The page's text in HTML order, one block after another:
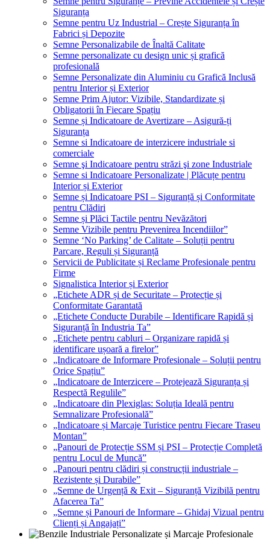
Siguranța
Semne pentru Uz Industrial – Crește Siguranța în
Fabrici și Depozite
Semne Personalizabile de Înaltă Calitate
Semne personalizate cu design unic și grafică
profesională
Semne Personalizate din Aluminiu cu Grafică Inclusă
pentru Interior și Exterior
Semne Prim Ajutor: Vizibile, Standardizate și
Obligatorii în Fiecare Spațiu
Semne și Indicatoare de Avertizare – Asigură-ți
Siguranța
Semne si Indicatoare de interzicere industriale si
comerciale
Semne şi Indicatoare pentru străzi şi zone Industriale
Semne si Indicatoare Personalizate | Plăcuțe pentru
Interior și Exterior
Semne și Indicatoare PSI – Siguranță și Conformitate
pentru Clădiri
Semne și Plăci Tactile pentru Nevăzători
Semne Vizibile pentru Prevenirea Incendiilor”
Semne ‘No Parking’ de Calitate – Soluții pentru
Parcare, Reguli și Siguranță
Servicii de Publicitate și Reclame Profesionale pentru
Firme
Signalistica Interior și Exterior
„Etichete ADR și de Securitate – Protecție și
Conformitate Garantată
„Etichete Conducte Durabile – Identificare Rapidă și
Siguranță în Industria Ta”
„Etichete pentru cabluri – Organizare rapidă și
identificare ușoară a firelor”
„Indicatoare de Informare Profesionale – Soluții pentru
Orice Spațiu”
„Indicatoare de Interzicere – Protejează Siguranța și
Respectă Regulile”
„Indicatoare din Plexiglas: Soluția Ideală pentru
Semnalizare Profesională”
„Indicatoare și Marcaje Turistice pentru Fiecare Traseu
Montan”
„Panouri de Protecție SSM și PSI – Protecție Completă
pentru Locul de Muncă”
„Panouri pentru clădiri și construcții industriale –
Rezistente și Durabile”
„Semne de Urgență & Exit – Siguranță Vizibilă pentru
Afacerea Ta”
„Semne și Panouri de Informare – Ghidaj Vizual pentru
Clienți și Angajați”